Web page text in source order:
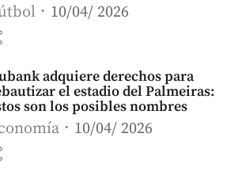
10/04/ 2026
adquiere derechos para
el estadio del Palmeiras:
son los posibles nombres
10/04/ 2026